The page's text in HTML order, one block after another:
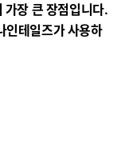
장 큰 장점입니다.
인테일즈가 사용하